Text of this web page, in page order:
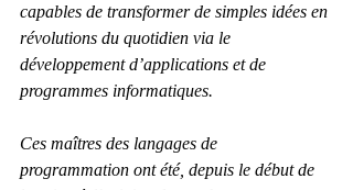
capables de transformer de simples idées en
révolutions du quotidien via le
développement d’applications et de
programmes informatiques.
Ces maîtres des langages de
programmation ont été, depuis le début de